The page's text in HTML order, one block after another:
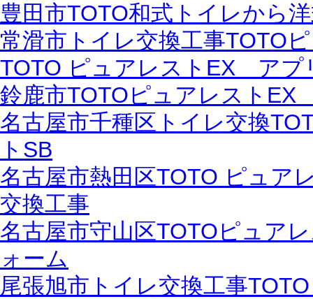
豊田市TOTO和式トイレから
常滑市トイレ交換工事TOTO
TOTO ピュアレストEX アプ
鈴鹿市TOTOピュアレスト
名古屋市千種区トイレ交換
トSB
名古屋市熱田区TOTO ピュ
交換工事
名古屋市守山区TOTOピュア
ォーム
尾張旭市トイレ交換工事